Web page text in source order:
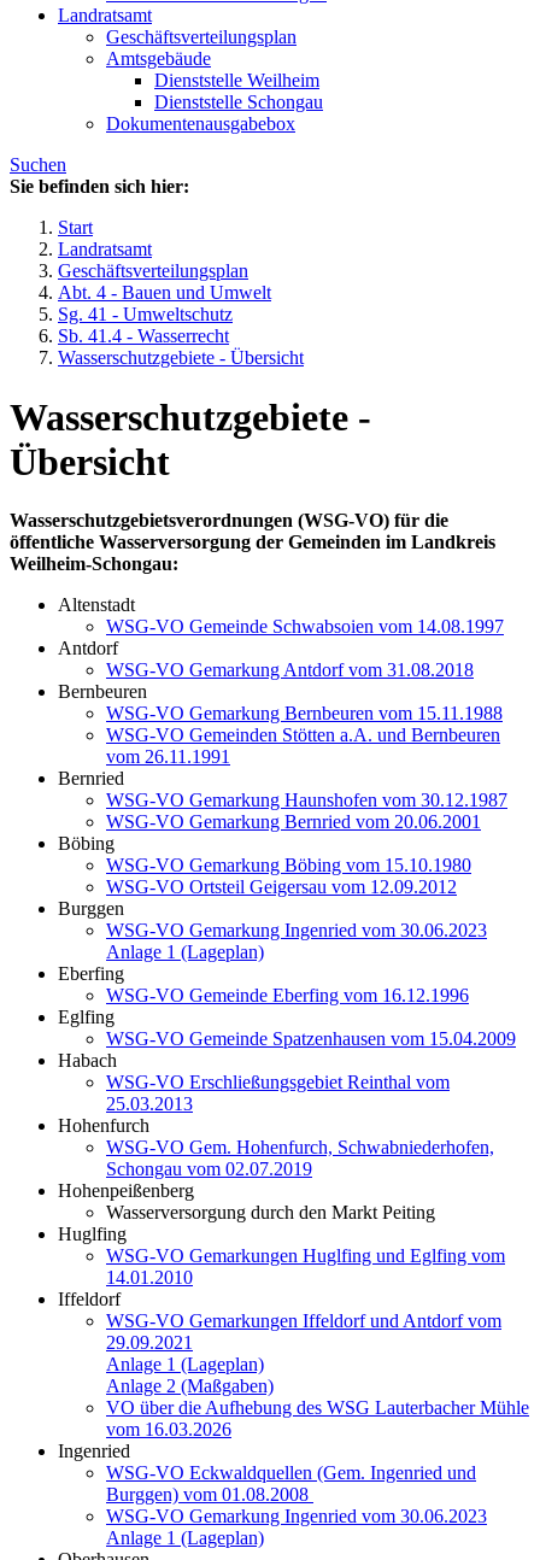
Landratsamt
Geschäftsverteilungsplan
Amtsgebäude
Dienststelle Weilheim
Dienststelle Schongau
Dokumentenausgabebox
Suchen
Sie befinden sich hier:
Start
Landratsamt
Geschäftsverteilungsplan
Abt. 4 - Bauen und Umwelt
Sg. 41 - Umweltschutz
Sb. 41.4 - Wasserrecht
Wasserschutzgebiete - Übersicht
Wasserschutzgebiete -
Übersicht
Wasserschutzgebietsverordnungen (WSG-VO) für die
öffentliche Wasserversorgung der Gemeinden im Landkreis
Weilheim-Schongau:
Altenstadt
WSG-VO Gemeinde Schwabsoien vom 14.08.1997
Antdorf
WSG-VO Gemarkung Antdorf vom 31.08.2018
Bernbeuren
WSG-VO Gemarkung Bernbeuren vom 15.11.1988
WSG-VO Gemeinden Stötten a.A. und Bernbeuren
vom 26.11.1991
Bernried
WSG-VO Gemarkung Haunshofen vom 30.12.1987
WSG-VO Gemarkung Bernried vom 20.06.2001
Böbing
WSG-VO Gemarkung Böbing vom 15.10.1980
WSG-VO Ortsteil Geigersau vom 12.09.2012
Burggen
WSG-VO Gemarkung Ingenried vom 30.06.2023
Anlage 1 (Lageplan)
Eberfing
WSG-VO Gemeinde Eberfing vom 16.12.1996
Eglfing
WSG-VO Gemeinde Spatzenhausen vom 15.04.2009
Habach
WSG-VO Erschließungsgebiet Reinthal vom
25.03.2013
Hohenfurch
WSG-VO Gem. Hohenfurch, Schwabniederhofen,
Schongau vom 02.07.2019
Hohenpeißenberg
Wasserversorgung durch den Markt Peiting
Huglfing
WSG-VO Gemarkungen Huglfing und Eglfing vom
14.01.2010
Iffeldorf
WSG-VO Gemarkungen Iffeldorf und Antdorf vom
29.09.2021
Anlage 1 (Lageplan)
Anlage 2 (Maßgaben)
VO über die Aufhebung des WSG Lauterbacher Mühle
vom 16.03.2026
Ingenried
WSG-VO Eckwaldquellen (Gem. Ingenried und
Burggen) vom 01.08.2008
WSG-VO Gemarkung Ingenried vom 30.06.2023
Anlage 1 (Lageplan)